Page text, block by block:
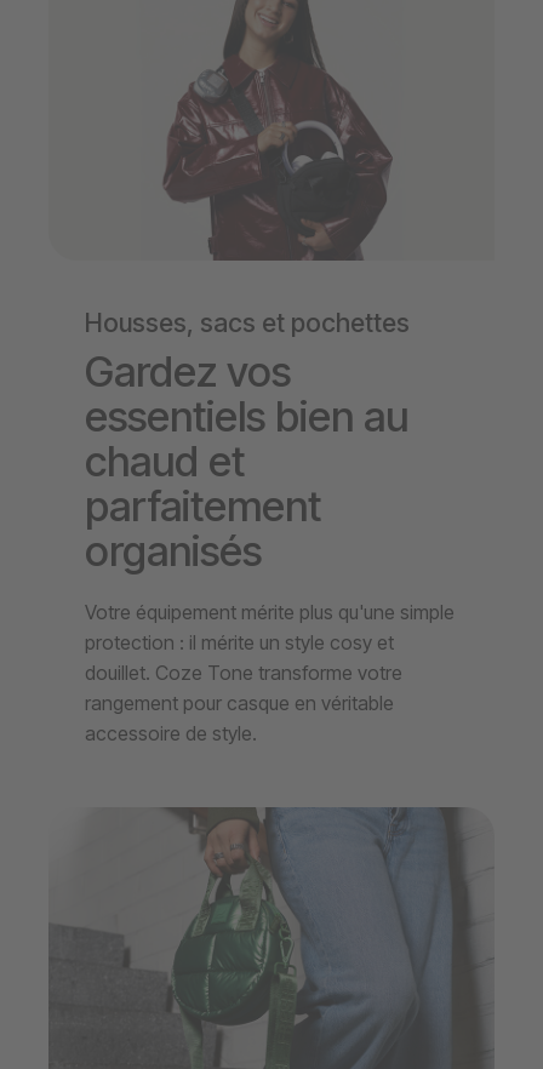
Housses, sacs et pochettes
Gardez vos
essentiels bien au
chaud et
parfaitement
organisés
Votre équipement mérite plus qu'une simple
protection : il mérite un style cosy et
douillet. Coze Tone transforme votre
rangement pour casque en véritable
accessoire de style.